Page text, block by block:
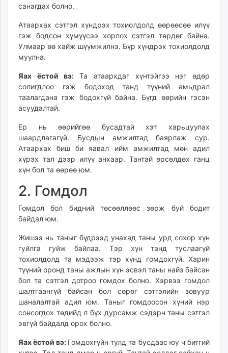
times.mn
mass.mn
unegui.mn
assa.mn
tac.mn
paparazzi.mn
unread.today
санагдах болно.
Атаархах сэтгэл хүндрэх тохиолдолд өөрөөсөө илүү
гэж бодсон хүмүүсээ хорлох сэтгэл төрдөг байна.
Улмаар өө хайж шүүмжилнэ. Бүр хүндрэх тохиолдолд
муулна.
Яах ёстой вэ: Та атаархдаг хүнтэйгээ нэг өдөр
солигдлоо гэж бодоход танд түүний амьдрал
таалагдана гэж бодохгүй байна. Бүгд өөрийн гэсэн
асуудалтай.
Ер нь өөрийгөө бусадтай хэт харьцуулах
шаардлагагүй. Бусдын амжилтад баярлаж сур.
Атаархах биш би яавал ийм амжилтад мөн адил
хүрэх тал дээр илүү анхаар. Тантай өрсөлдөх ганц
хүн бол та өөрөө юм.
2. Гомдол
Гомдол бол бидний төсөөллөөс зөрж буй бодит
байдал юм.
Жишээ нь таныг бүдрээд унахад таны урд сохор хүн
гуйлга гуйж байлаа. Тэр хүн танд туслаагүй
тохиолдолд та мэдээж тэр хүнд гомдохгүй. Харин
түүний оронд таны ажлын хүн эсвэл таны найз байсан
бол та сэтгэл дотроо гомдох болно. Хэрвээ гомдол
шалтгаангүй байсан бол сөрөг сэтгэлийн зовуур
шаналалтай адил юм. Таныг гомдоосон хүний нэр
сонсогдох төдийд л бүх дурсамж сэдэрч таны сэтгэл
эвгүй байдалд орох болно.
Яах ёстой вэ: Гомдохгүйн тулд та бусдаас юу ч битгий